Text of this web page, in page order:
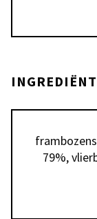
79%,